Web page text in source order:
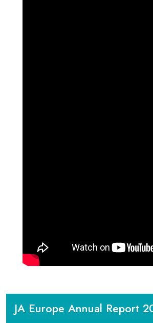
JA Europe Annual Report